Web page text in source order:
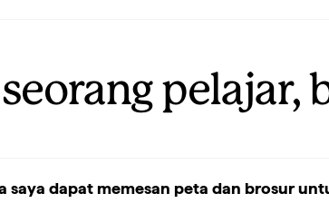
seorang pelajar,
saya dapat memesan peta dan brosur